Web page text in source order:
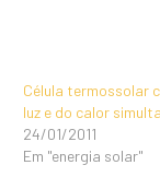
Célula termossolar
luz e do calor
24/01/2011
Em "energia solar"